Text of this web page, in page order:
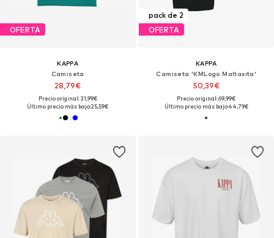
OFERTA
KAPPA
Camiseta
28,79€
Precio original: 31,99€
Último precio más bajo:25,59€
pack de 2
OFERTA
KAPPA
Camiseta 'KMLogo Maltaxita'
50,39€
Precio original: 69,99€
Último precio más bajo:44,79€